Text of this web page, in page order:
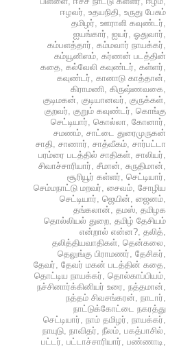
ஈழவர், உதயநிதி, உருது பேசும்
தமிழர், ஊராளி கவுண்டர்,
ஐயங்கார், ஐயர், ஓதுவார்,
கம்பளத்தார், கம்மவார் நாயக்கர்,
கம்யூனிஸம், கர்ணன் படத்தின்
கதை, கல்வேலி கவுண்டர், கள்ளர்,
கவுண்டர், கானாடு காத்தான்,
கிராமணி, கிருஷ்ணவகை,
குடிமகன், குடியானவர், குருக்கள்,
குறவர், குறும் கவுண்டர், கொங்கு
செட்டியார், கொல்லா, கோனார்,
சமணம், சாட்டை துரைமுருகன்
சாதி, சாணார், சாத்வீகம், சார்பட்டா
பரம்ரை படத்தில் சாதிகள், சாலியர்,
சிவாச்சாரியார், சீமான், சுருதிமான்,
சூரியூர் கள்ளர், செட்டியார்,
செம்மநாட்டு மறவர், சைவம், சோழிய
செட்டியார், ஜெயின், ஜைனம்,
தங்கலான், தமஸ், தமிழக
தொல்லியல் துறை, தமிழ் தேசியம்
என்றால் என்ன?, தலித்,
தலித்தியவாதிகள், தென்கலை,
தெலுங்கு பிராமணர், தேசிகர்,
தேவர், தேவர் மகன் படத்தின் கதை,
தொட்டிய நாயக்கர், தொல்காப்பியம்,
நச்சினார்க்கினியர் உரை, நத்தமான்,
நத்தம் சிவசங்கரன், நாடார்,
நாட்டுக்கோட்டை நகரத்து
செட்டியார், நாம் தமிழர், நாயக்கர்,
நாயுடு, நாவிதர், நீலம், பகத்பாசில்,
பட்டர், பட்டாச்சாரியார், பண்ணாடி,